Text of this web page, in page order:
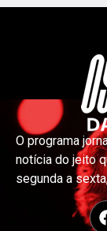
O programa
notícia do jeito
segunda a